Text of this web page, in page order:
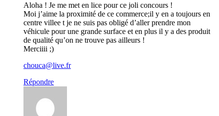
Aloha ! Je me met en lice pour ce joli concours !
Moi j’aime la proximité de ce commerce;il y en a toujours en
centre villee t je ne suis pas obligé d’aller prendre mon
véhicule pour une grande surface et en plus il y a des produit
de qualité qu’on ne trouve pas ailleurs !
Merciiii ;)
chouca@live.fr
Répondre